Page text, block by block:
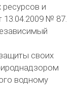
и
13.04.2009 № 87.
своих
водному